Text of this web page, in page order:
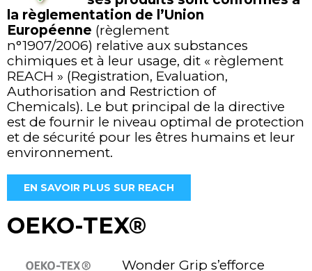
la règlementation de l’Union
Européenne (règlement
n°1907/2006) relative aux substances
chimiques et à leur usage, dit « règlement
REACH » (Registration, Evaluation,
Authorisation and Restriction of
Chemicals). Le but principal de la directive
est de fournir le niveau optimal de protection
et de sécurité pour les êtres humains et leur
environnement.
EN SAVOIR PLUS SUR REACH
OEKO-TEX®
Wonder Grip s’efforce